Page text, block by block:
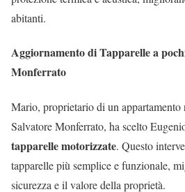
abitanti.
Aggiornamento di Tapparelle a
Monferrato
Mario, proprietario di un appartamento
Salvatore Monferrato, ha scelto
tapparelle motorizzate. Questo
tapparelle più semplice e funzionale,
sicurezza e il valore della proprietà.